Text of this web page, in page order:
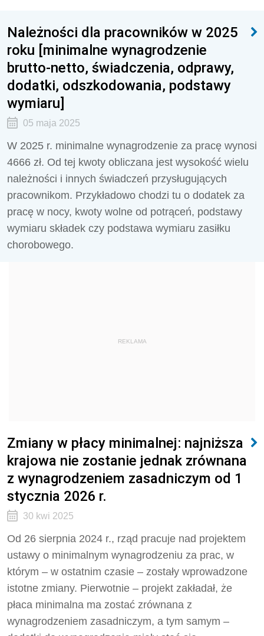
Należności dla pracowników w 2025
roku [minimalne wynagrodzenie
brutto-netto, świadczenia, odprawy,
dodatki, odszkodowania, podstawy
wymiaru]
05 maja 2025
W 2025 r. minimalne wynagrodzenie za pracę wynosi
4666 zł. Od tej kwoty obliczana jest wysokość wielu
należności i innych świadczeń przysługujących
pracownikom. Przykładowo chodzi tu o dodatek za
pracę w nocy, kwoty wolne od potrąceń, podstawy
wymiaru składek czy podstawa wymiaru zasiłku
chorobowego.
REKLAMA
Zmiany w płacy minimalnej: najniższa
krajowa nie zostanie jednak zrównana
z wynagrodzeniem zasadniczym od 1
stycznia 2026 r.
30 kwi 2025
Od 26 sierpnia 2024 r., rząd pracuje nad projektem
ustawy o minimalnym wynagrodzeniu za prac, w
którym – w ostatnim czasie – zostały wprowadzone
istotne zmiany. Pierwotnie – projekt zakładał, że
płaca minimalna ma zostać zrównana z
wynagrodzeniem zasadniczym, a tym samym –